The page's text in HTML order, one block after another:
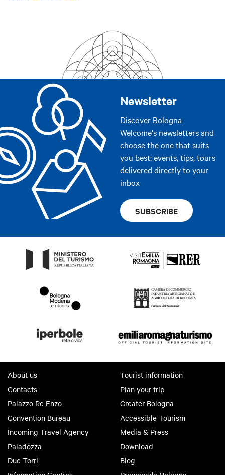
Newsletter
Discover Bologna
Welcome's newsletters and
choose the one that suits
you best: events, tips, tours
delivered directly to your
inbox
SUBSCRIBE
About us
Contacts
Palazzo Re Enzo
Convention Bureau
Incoming Travel Agency
Paladozza
Due Torri
Tourist information
Plan your trip
Greater Bologna
Accessible Tourism
Media & Press
Download
Blog